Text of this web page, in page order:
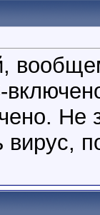
Не
вирус,